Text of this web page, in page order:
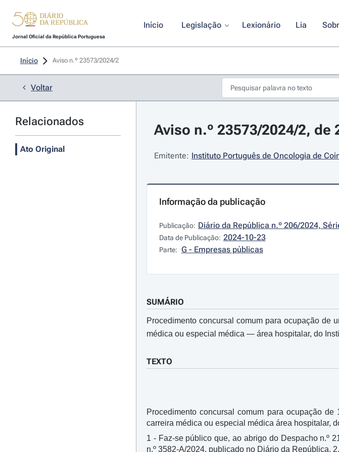
Jornal Oficial da República Portuguesa
Início Legislação Lexionário Lia
Início Aviso n.º 23573/2024/2
Voltar
Relacionados
Ato Original
Aviso n.º 23573/2024/2, de
Emitente: Instituto Português de Oncologia de
Informação da publicação
Publicação: Diário da República n.º 206/2024,
Data de Publicação: 2024-10-23
Parte: G - Empresas públicas
SUMÁRIO
Procedimento concursal comum para ocupação de
médica ou especial médica ― área hospitalar, do
TEXTO
Procedimento concursal comum para ocupação
carreira médica ou especial médica área hospitalar,
1 - Faz-se público que, ao abrigo do Despacho n.º
n.º 3582-A/2024, publicado no Diário da República,